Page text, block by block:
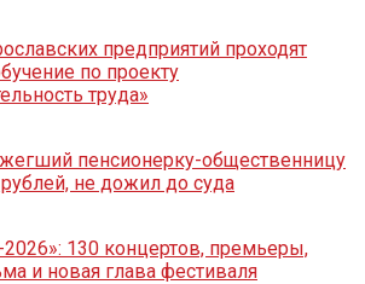
предприятий проходят
по проекту
труда»
пенсионерку-общественницу
не дожил до суда
130 концертов, премьеры,
и новая глава фестиваля